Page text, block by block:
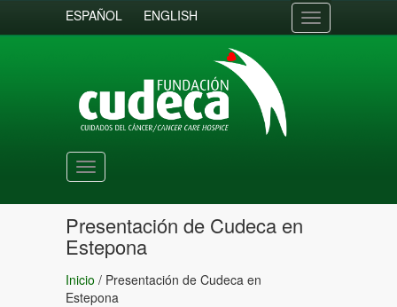
ESPAÑOL ENGLISH
Toggle
navigation
Toggle
navigation
Presentación de Cudeca en
Estepona
Inicio / Presentación de Cudeca en
Estepona